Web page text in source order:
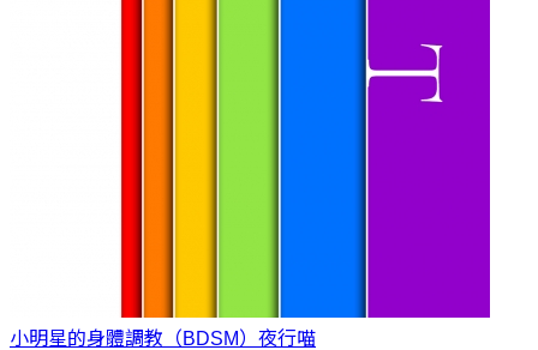
小明星的身體調教（BDSM） 夜行喵